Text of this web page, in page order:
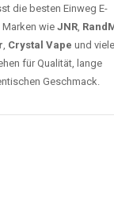
die besten Einweg E-
wie JNR,
, Crystal Vape und viele
für Qualität, lange
Geschmack.